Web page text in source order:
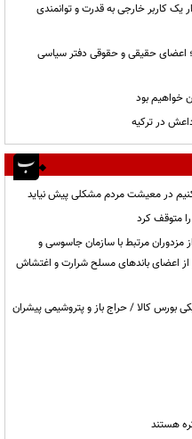
یک کاربر خارجی به قدرت و توانمندی
اعضای حقیقی و حقوقی دفتر سیاسی
خواهیم بود
کنیم در معیشت مردم مشکلی پیش نیاید
متوقف کرد
شناسایی و دستگیری ۲۱ نفر از مزدوران مرتبط با سازمان جاسوسی و
رژیم صهیونیستی و بازداشت ۴ نفر از اعضای باندهای مسلح شرارت و اغتشاش
بازار فیزیکی بورس کالا / حراج باز و پتروشیمی پیشران
هستند